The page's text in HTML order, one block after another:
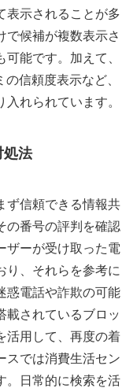
表示されることが多
で候補が複数表示さ
能です。加えて、
信頼度表示など、
れられています。
処法
ず信頼できる情報共
の番号の評判を確認
ザーが受け取った電
り、それらを参考に
惑電話や詐欺の可能
載されているブロッ
活用して、再度の着
スでは消費生活セン
。日常的に検索を活